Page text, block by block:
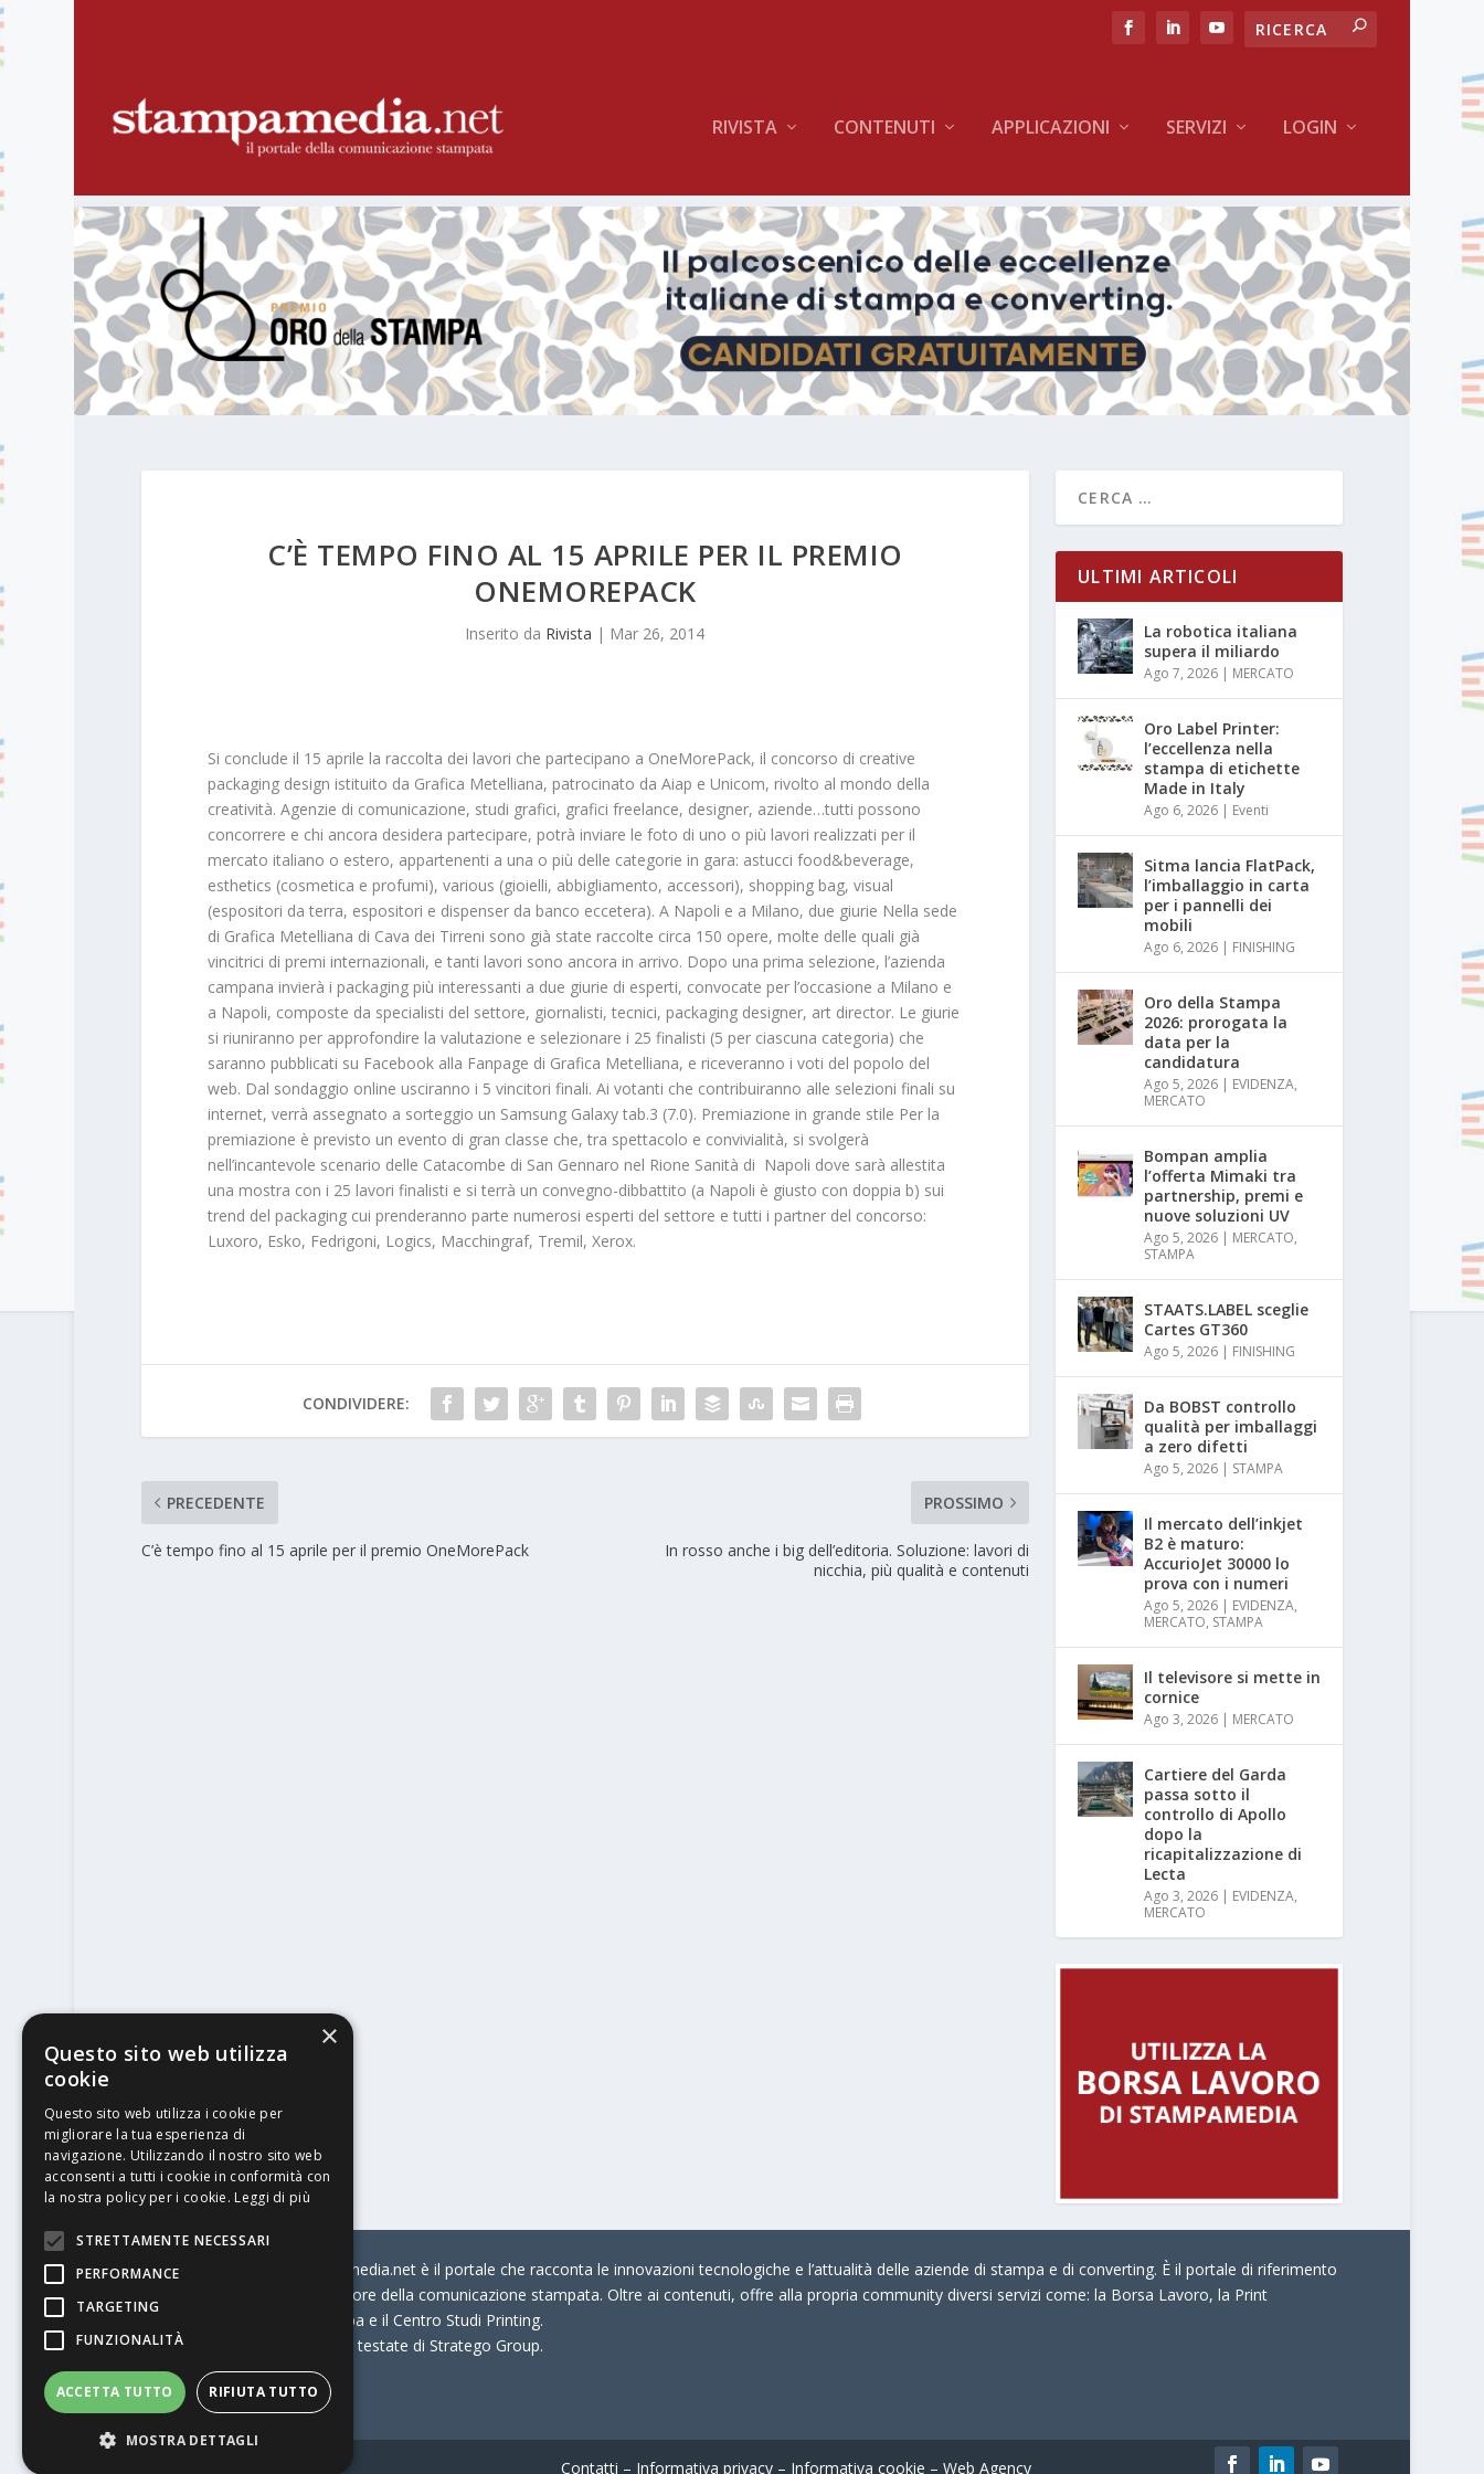
RIVISTA CONTENUTI APPLICAZIONI SERVIZI LOGIN
C’È TEMPO FINO AL 15 APRILE PER IL PREMIO
ONEMOREPACK
Inserito da Rivista | Mar 26, 2014
Si conclude il 15 aprile la raccolta dei lavori che partecipano a OneMorePack, il concorso di creative
packaging design istituito da Grafica Metelliana, patrocinato da Aiap e Unicom, rivolto al mondo della
creatività. Agenzie di comunicazione, studi grafici, grafici freelance, designer, aziende…tutti possono
concorrere e chi ancora desidera partecipare, potrà inviare le foto di uno o più lavori realizzati per il
mercato italiano o estero, appartenenti a una o più delle categorie in gara: astucci food&beverage,
esthetics (cosmetica e profumi), various (gioielli, abbigliamento, accessori), shopping bag, visual
(espositori da terra, espositori e dispenser da banco eccetera). A Napoli e a Milano, due giurie Nella sede
di Grafica Metelliana di Cava dei Tirreni sono già state raccolte circa 150 opere, molte delle quali già
vincitrici di premi internazionali, e tanti lavori sono ancora in arrivo. Dopo una prima selezione, l’azienda
campana invierà i packaging più interessanti a due giurie di esperti, convocate per l’occasione a Milano e
a Napoli, composte da specialisti del settore, giornalisti, tecnici, packaging designer, art director. Le giurie
si riuniranno per approfondire la valutazione e selezionare i 25 finalisti (5 per ciascuna categoria) che
saranno pubblicati su Facebook alla Fanpage di Grafica Metelliana, e riceveranno i voti del popolo del
web. Dal sondaggio online usciranno i 5 vincitori finali. Ai votanti che contribuiranno alle selezioni finali su
internet, verrà assegnato a sorteggio un Samsung Galaxy tab.3 (7.0). Premiazione in grande stile Per la
premiazione è previsto un evento di gran classe che, tra spettacolo e convivialità, si svolgerà
nell’incantevole scenario delle Catacombe di San Gennaro nel Rione Sanità di Napoli dove sarà allestita
una mostra con i 25 lavori finalisti e si terrà un convegno-dibbattito (a Napoli è giusto con doppia b) sui
trend del packaging cui prenderanno parte numerosi esperti del settore e tutti i partner del concorso:
Luxoro, Esko, Fedrigoni, Logics, Macchingraf, Tremil, Xerox.
CONDIVIDERE:
PRECEDENTE
C’è tempo fino al 15 aprile per il premio OneMorePack
PROSSIMO
In rosso anche i big dell’editoria. Soluzione: lavori di
nicchia, più qualità e contenuti
ULTIMI ARTICOLI
La robotica italiana
supera il miliardo
Ago 7, 2026 | MERCATO
Oro Label Printer:
l’eccellenza nella
stampa di etichette
Made in Italy
Ago 6, 2026 | Eventi
Sitma lancia FlatPack,
l’imballaggio in carta
per i pannelli dei
mobili
Ago 6, 2026 | FINISHING
Oro della Stampa
2026: prorogata la
data per la
candidatura
Ago 5, 2026 | EVIDENZA,
MERCATO
Bompan amplia
l’offerta Mimaki tra
partnership, premi e
nuove soluzioni UV
Ago 5, 2026 | MERCATO,
STAMPA
STAATS.LABEL sceglie
Cartes GT360
Ago 5, 2026 | FINISHING
Da BOBST controllo
qualità per imballaggi
a zero difetti
Ago 5, 2026 | STAMPA
Il mercato dell’inkjet
B2 è maturo:
AccurioJet 30000 lo
prova con i numeri
Ago 5, 2026 | EVIDENZA,
MERCATO, STAMPA
Il televisore si mette in
cornice
Ago 3, 2026 | MERCATO
Cartiere del Garda
passa sotto il
controllo di Apollo
dopo la
ricapitalizzazione di
Lecta
Ago 3, 2026 | EVIDENZA,
MERCATO
© Stratego Group –
stampamedia.net è il portale che racconta le innovazioni tecnologiche e l’attualità delle aziende di stampa e di converting. È il portale di riferimento
per chi opera in Italia nel settore della comunicazione stampata. Oltre ai contenuti, offre alla propria community diversi servizi come: la Borsa Lavoro, la Print
Connection, i Big della Stampa e il Centro Studi Printing.
Stampamedia.net è una delle testate di Stratego Group.
Partita IVA07921450156
Contatti – Informativa privacy– Informativa cookie – Web Agency
×
Questo sito web utilizza
cookie
Questo sito web utilizza i cookie per
migliorare la tua esperienza di
navigazione. Utilizzando il nostro sito web
acconsenti a tutti i cookie in conformità con
la nostra policy per i cookie. Leggi di più
STRETTAMENTE NECESSARI
PERFORMANCE
TARGETING
FUNZIONALITÀ
ACCETTA TUTTO RIFIUTA TUTTO
MOSTRA DETTAGLI